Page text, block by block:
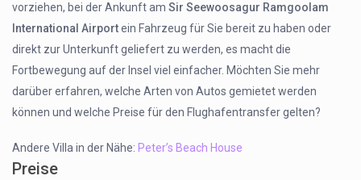
vorziehen, bei der Ankunft amSir Seewoosagur Ramgoolam
International Airportein Fahrzeug für Sie bereit zu haben oder
direkt zur Unterkunft geliefert zu werden, es macht die
Fortbewegung auf der Insel viel einfacher. Möchten Sie mehr
darüber erfahren, welche Arten von Autos gemietet werden
können und welche Preise für den Flughafentransfer gelten?
Andere Villa in der Nähe: Peter’s Beach House
Preise